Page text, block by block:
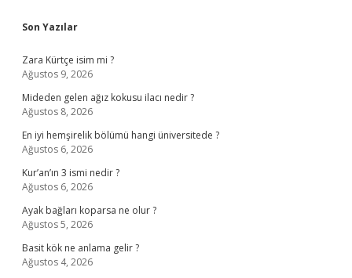
Sidebar
Son Yazılar
Zara Kürtçe isim mi ?
Ağustos 9, 2026
Mideden gelen ağız kokusu ilacı nedir ?
Ağustos 8, 2026
En iyi hemşirelik bölümü hangi üniversitede ?
Ağustos 6, 2026
Kur’an’ın 3 ismi nedir ?
Ağustos 6, 2026
Ayak bağları koparsa ne olur ?
Ağustos 5, 2026
Basit kök ne anlama gelir ?
Ağustos 4, 2026